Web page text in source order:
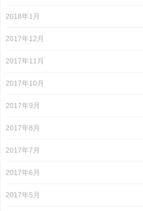
2018年1月
2017年12月
2017年11月
2017年10月
2017年9月
2017年8月
2017年7月
2017年6月
2017年5月